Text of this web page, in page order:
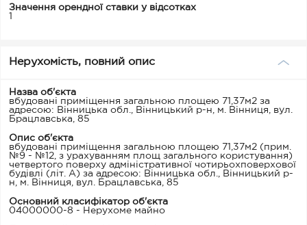
Значення орендної ставки у відсотках
1
Нерухомість, повний опис
Назва об'єкта
вбудовані приміщення загальною площею 71,37м2 за
адресою: Вінницька обл., Вінницький р-н, м. Вінниця, вул.
Брацлавська, 85
Опис об'єкта
вбудовані приміщення загальною площею 71,37м2 (прим.
№9 - №12, з урахуванням площ загального користування)
четвертого поверху адміністративної чотирьохповерхової
будівлі (літ. А) за адресою: Вінницька обл., Вінницький р-
н, м. Вінниця, вул. Брацлавська, 85
Основний класифікатор об'єкта
04000000-8 - Нерухоме майно